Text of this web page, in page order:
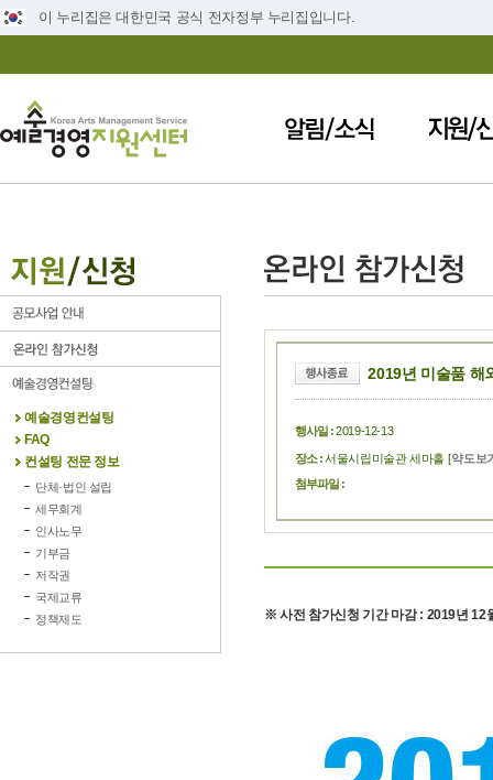
이 누리집은 대한민국 공식 전자정부 누리집입니다.
예술경영컨설팅
FAQ
컨설팅 전문 정보
단체·법인 설립
세무회계
인사노무
기부금
저작권
국제교류
정책제도
2019년 미술품 해
행사일 :2019-12-13
장소 :서울시립미술관 세마홀 [약도보
첨부파일 :
※ 사전 참가신청 기간 마감 : 2019년 12